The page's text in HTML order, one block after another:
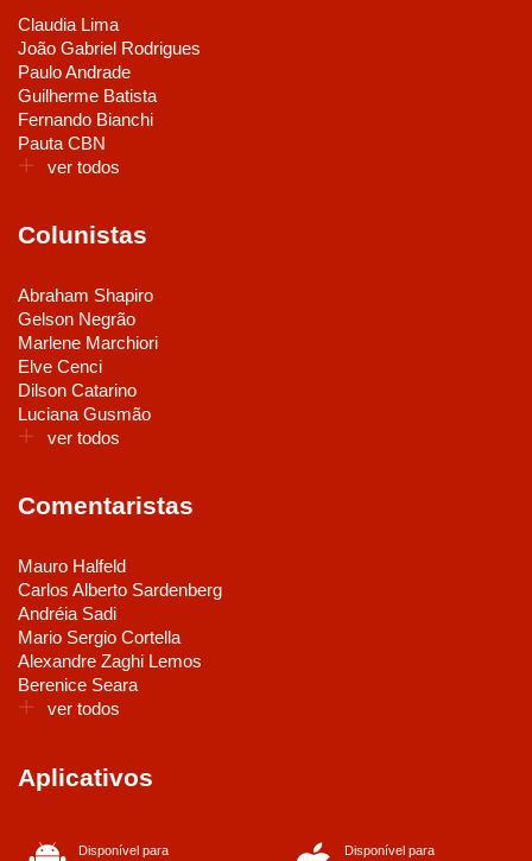
Claudia Lima
João Gabriel Rodrigues
Paulo Andrade
Guilherme Batista
Fernando Bianchi
Pauta CBN
ver todos
Colunistas
Abraham Shapiro
Gelson Negrão
Marlene Marchiori
Elve Cenci
Dilson Catarino
Luciana Gusmão
ver todos
Comentaristas
Mauro Halfeld
Carlos Alberto Sardenberg
Andréia Sadi
Mario Sergio Cortella
Alexandre Zaghi Lemos
Berenice Seara
ver todos
Aplicativos
Disponível para Disponível para